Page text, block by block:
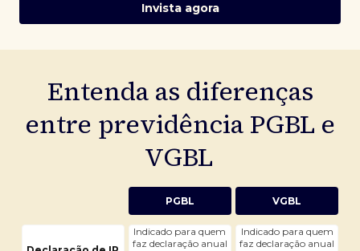
Invista agora
Entenda as diferenças
entre previdência PGBL e
VGBL
PGBL VGBL
Indicado para quem
faz declaração anual
Indicado para quem
faz declaração anual